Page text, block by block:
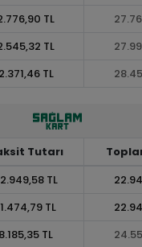
TL
TL
2.371,46 TL
Tutarı
TL
TL
8.185,35 TL